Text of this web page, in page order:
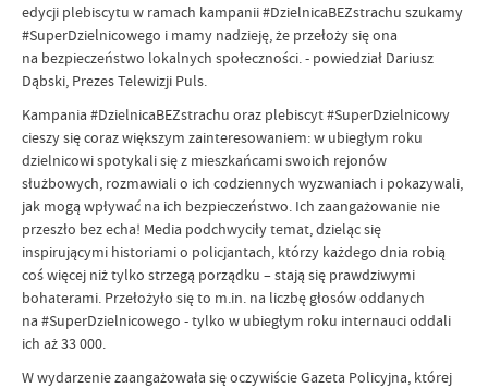
edycji plebiscytu w ramach kampanii #DzielnicaBEZstrachu szukamy
#SuperDzielnicowego i mamy nadzieję, że przełoży się ona
na bezpieczeństwo lokalnych społeczności. - powiedział Dariusz
Dąbski, Prezes Telewizji Puls.
Kampania #DzielnicaBEZstrachu oraz plebiscyt #SuperDzielnicowy
cieszy się coraz większym zainteresowaniem: w ubiegłym roku
dzielnicowi spotykali się z mieszkańcami swoich rejonów
służbowych, rozmawiali o ich codziennych wyzwaniach i pokazywali,
jak mogą wpływać na ich bezpieczeństwo. Ich zaangażowanie nie
przeszło bez echa! Media podchwyciły temat, dzieląc się
inspirującymi historiami o policjantach, którzy każdego dnia robią
coś więcej niż tylko strzegą porządku – stają się prawdziwymi
bohaterami. Przełożyło się to m.in. na liczbę głosów oddanych
na #SuperDzielnicowego - tylko w ubiegłym roku internauci oddali
ich aż 33 000.
W wydarzenie zaangażowała się oczywiście Gazeta Policyjna, której